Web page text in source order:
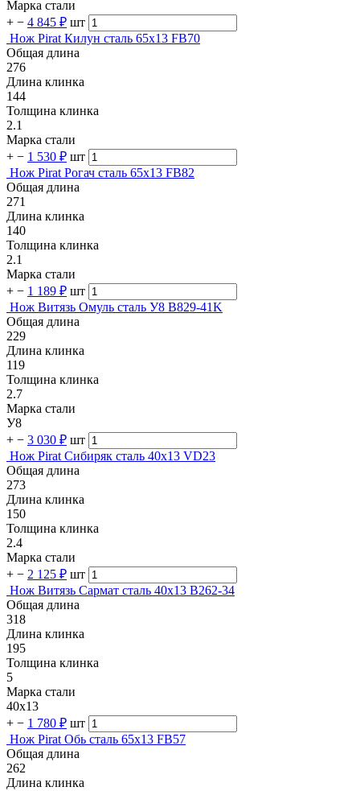
Марка стали
+ − 4 845 ₽ шт
Нож Pirat Килун сталь 65х13 FB70
Общая длина
276
Длина клинка
144
Толщина клинка
2.1
Марка стали
+ − 1 530 ₽ шт
Нож Pirat Рогач сталь 65х13 FB82
Общая длина
271
Длина клинка
140
Толщина клинка
2.1
Марка стали
+ − 1 189 ₽ шт
Нож Витязь Омуль сталь У8 B829-41K
Общая длина
229
Длина клинка
119
Толщина клинка
2.7
Марка стали
У8
+ − 3 030 ₽ шт
Нож Pirat Сибиряк сталь 40х13 VD23
Общая длина
273
Длина клинка
150
Толщина клинка
2.4
Марка стали
+ − 2 125 ₽ шт
Нож Витязь Сармат сталь 40х13 B262-34
Общая длина
318
Длина клинка
195
Толщина клинка
5
Марка стали
40х13
+ − 1 780 ₽ шт
Нож Pirat Обь сталь 65х13 FB57
Общая длина
262
Длина клинка